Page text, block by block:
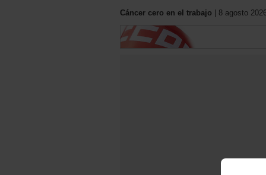
Cáncer cero en el trabajo | 8 agosto